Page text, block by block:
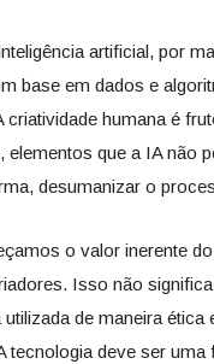
artificial, por
base em dados e
criatividade humana é
que a IA não
desumanizar o
o valor inerente
Isso não
de maneira
tecnologia deve ser